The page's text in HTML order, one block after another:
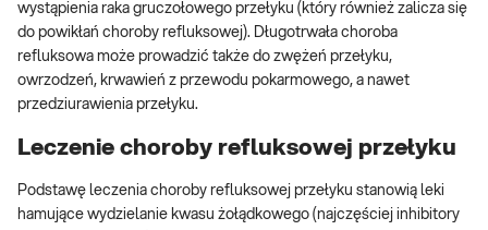
wystąpienia raka gruczołowego przełyku (który również zalicza się
do powikłań choroby refluksowej). Długotrwała choroba
refluksowa może prowadzić także do zwężeń przełyku,
owrzodzeń, krwawień z przewodu pokarmowego, a nawet
przedziurawienia przełyku.
Leczenie choroby refluksowej przełyku
Podstawę leczenia choroby refluksowej przełyku stanowią leki
hamujące wydzielanie kwasu żołądkowego (najczęściej inhibitory